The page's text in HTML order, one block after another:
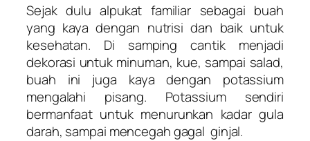
Sejak dulu alpukat familiar sebagai buah
yang kaya dengan nutrisi dan baik untuk
kesehatan. Di samping cantik menjadi
dekorasi untuk minuman, kue, sampai salad,
buah ini juga kaya dengan potassium
mengalahi pisang. Potassium sendiri
bermanfaat untuk menurunkan kadar gula
darah, sampai mencegah gagal ginjal.